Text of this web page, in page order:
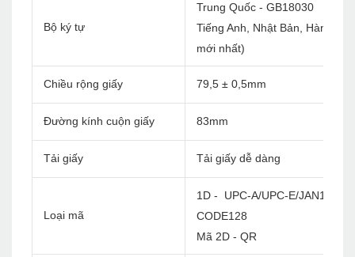
Bộ ký tự
Trung Quốc - GB18030
Tiếng Anh, Nhật Bản, Hàn
mới nhất)
Chiều rộng giấy 79,5 ± 0,5mm
Đường kính cuộn giấy 83mm
Tải giấy Tải giấy dễ dàng
Loại mã
1D - UPC-A/UPC-E/
CODE128
Mã 2D - QR